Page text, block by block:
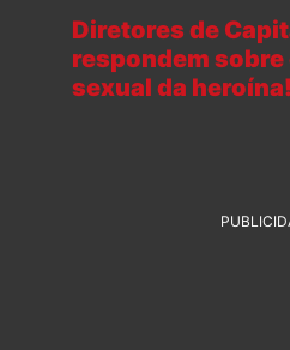
Diretores de
respondem
sexual da heroína!